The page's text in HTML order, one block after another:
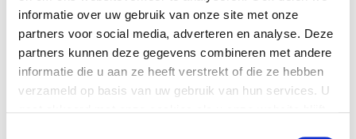
informatie over uw gebruik van onze site met onze
partners voor social media, adverteren en analyse. Deze
partners kunnen deze gegevens combineren met andere
informatie die u aan ze heeft verstrekt of die ze hebben
verzameld op basis van uw gebruik van hun services. U